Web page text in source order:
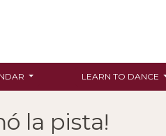
LEARN TO DANCE
la pista!